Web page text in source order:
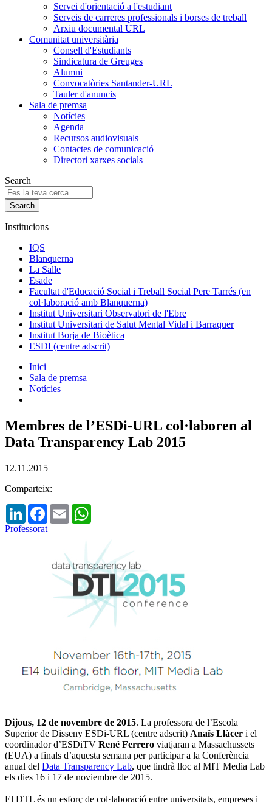
Servei d'orientació a l'estudiant
Serveis de carreres professionals i borses de treball
Arxiu documental URL
Comunitat universitària
Consell d'Estudiants
Sindicatura de Greuges
Alumni
Convocatòries Santander-URL
Tauler d'anuncis
Sala de premsa
Notícies
Agenda
Recursos audiovisuals
Contactes de comunicació
Directori xarxes socials
Search
Institucions
IQS
Blanquerna
La Salle
Esade
Facultat d'Educació Social i Treball Social Pere Tarrés (en
col·laboració amb Blanquerna)
Institut Universitari Observatori de l'Ebre
Institut Universitari de Salut Mental Vidal i Barraquer
Institut Borja de Bioètica
ESDI (centre adscrit)
Inici
Sala de premsa
Notícies
Membres de l’ESDi-URL col·laboren al
Data Transparency Lab 2015
12.11.2015
Comparteix:
LinkedInFacebook
Email
Professorat
Dijous, 12 de novembre de 2015. La professora de l’Escola
Superior de Disseny ESDi-URL (centre adscrit) Anaïs Llàcer i el
coordinador d’ESDiTV René Ferrero viatjaran a Massachussets
(EUA) a finals d’aquesta semana per participar a la Conferència
anual del Data Transparency Lab, que tindrà lloc al MIT Media Lab
els dies 16 i 17 de noviembre de 2015.
El DTL és un esforç de col·laboració entre universitats, empreses i